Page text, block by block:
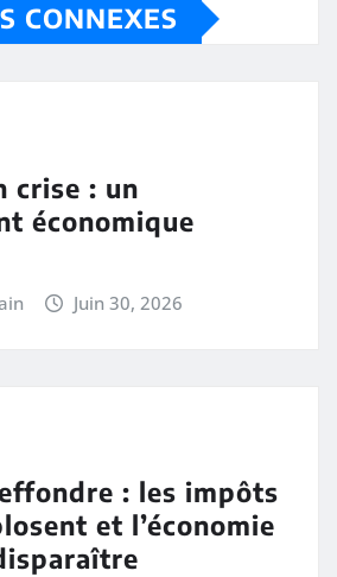
CONNEXES
crise : un
économique
Juin 30, 2026
: les impôts
et l’économie